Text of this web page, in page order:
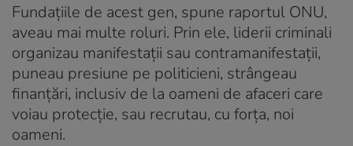
Fundațiile de acest gen, spune raportul ONU,
aveau mai multe roluri. Prin ele, liderii criminali
organizau manifestații sau contramanifestații,
puneau presiune pe politicieni, strângeau
finanțări, inclusiv de la oameni de afaceri care
voiau protecție, sau recrutau, cu forța, noi
oameni.